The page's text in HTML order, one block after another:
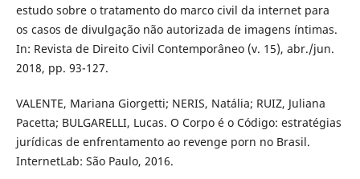
estudo sobre o tratamento do marco civil da internet para
os casos de divulgação não autorizada de imagens íntimas.
In: Revista de Direito Civil Contemporâneo (v. 15), abr./jun.
2018, pp. 93-127.
VALENTE, Mariana Giorgetti; NERIS, Natália; RUIZ, Juliana
Pacetta; BULGARELLI, Lucas. O Corpo é o Código: estratégias
jurídicas de enfrentamento ao revenge porn no Brasil.
InternetLab: São Paulo, 2016.